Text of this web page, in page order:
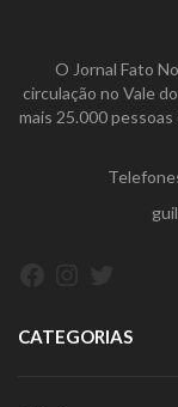
O Jornal Fato
circulação no Vale
mais 25.000
CATEGORIAS